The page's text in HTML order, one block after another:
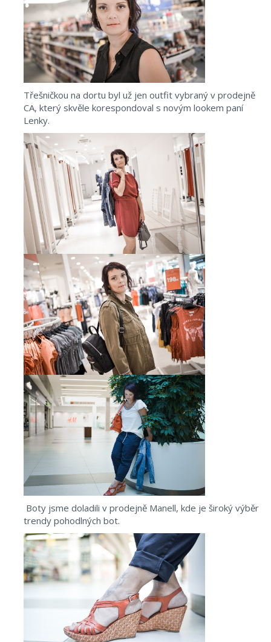
Třešničkou na dortu byl už jen outfit vybraný v prodejně
CA, který skvěle korespondoval s novým lookem paní
Lenky.
Boty jsme doladili v prodejně Manell, kde je široký výběr
trendy pohodlných bot.